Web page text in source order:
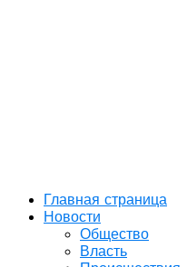
Главная страница
Новости
Общество
Власть